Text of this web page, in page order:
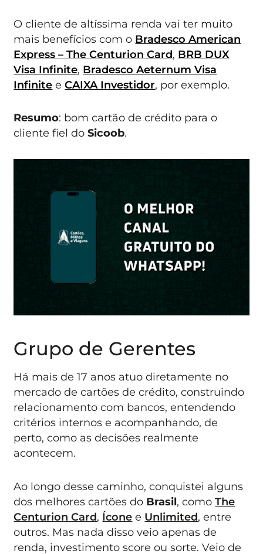
O cliente de altíssima renda vai ter muito
mais benefícios com o Bradesco American
Express – The Centurion Card, BRB DUX
Visa Infinite, Bradesco Aeternum Visa
Infinite eCAIXA Investidor, por exemplo.
Resumo: bom cartão de crédito para o
cliente fiel doSicoob.
Grupo de Gerentes
Há mais de 17 anos atuo diretamente no
mercado de cartões de crédito, construindo
relacionamento com bancos, entendendo
critérios internos e acompanhando, de
perto, como as decisões realmente
acontecem.
Ao longo desse caminho, conquistei alguns
dos melhores cartões do Brasil, comoThe
Centurion Card, Ícone e Unlimited, entre
outros. Mas nada disso veio apenas de
renda, investimento score ou sorte. Veio de